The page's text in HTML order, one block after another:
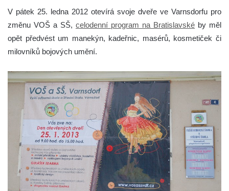
V pátek 25. ledna 2012 otevírá svoje dveře ve Varnsdorfu pro
změnu VOŠ a SŠ, celodenní program na Bratislavské by měl
opět předvést um manekýn, kadeřnic, masérů, kosmetiček či
milovníků bojových umění.